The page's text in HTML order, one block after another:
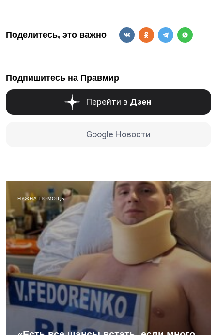
Поделитесь, это важно
Подпишитесь на Правмир
Перейти в Дзен
Google Новости
НУЖНА ПОМОЩЬ